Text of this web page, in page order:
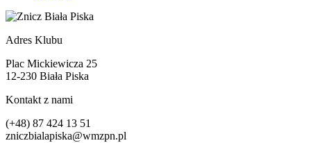
Adres Klubu
Plac Mickiewicza 25
12-230 Biała Piska
Kontakt z nami
(+48) 87 424 13 51
zniczbialapiska@wmzpn.pl